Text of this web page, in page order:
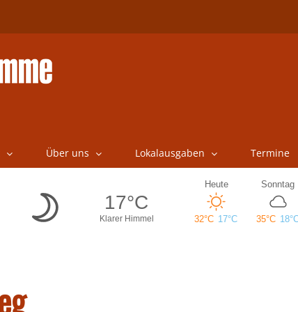
Über uns Lokalausgaben Termine